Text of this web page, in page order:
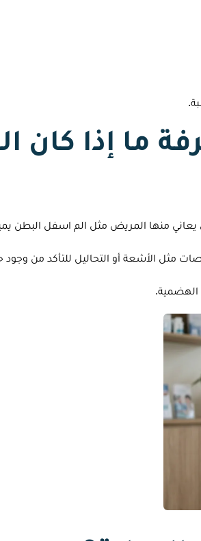
ما إذا
منها المريض مثل الم اسفل البطن
الأشعة أو التحاليل للتأكد من وجود
الهضمية.